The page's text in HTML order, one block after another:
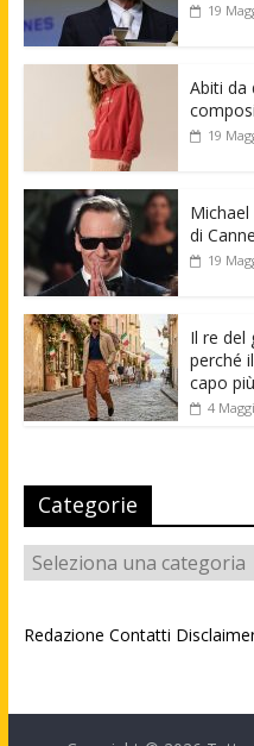
19
Abiti da
19
di
19
Il re del
perché
capo
4
Categorie
Categorie
Redazione Contatti